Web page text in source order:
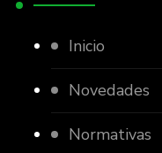
Inicio
Novedades
Normativas